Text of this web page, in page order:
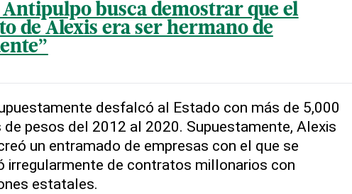
Antipulpo busca demostrar que el
de Alexis era ser hermano de
desfalcó al Estado con más de 5,000
pesos del 2012 al 2020. Supuestamente, Alexis
un entramado de empresas con el que se
irregularmente de contratos millonarios con
estatales.